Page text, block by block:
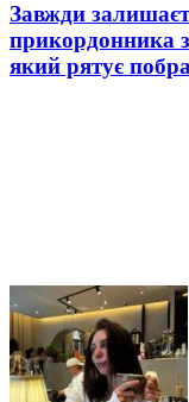
Завжди
прикордонника
який рятує